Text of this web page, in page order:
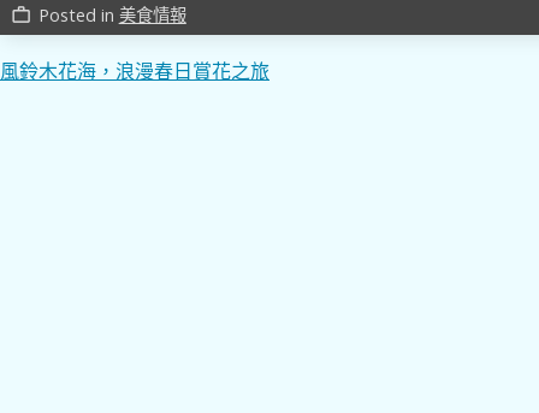
work_outline Posted in 美食情報
文
風鈴木花海，浪漫春日賞花之旅